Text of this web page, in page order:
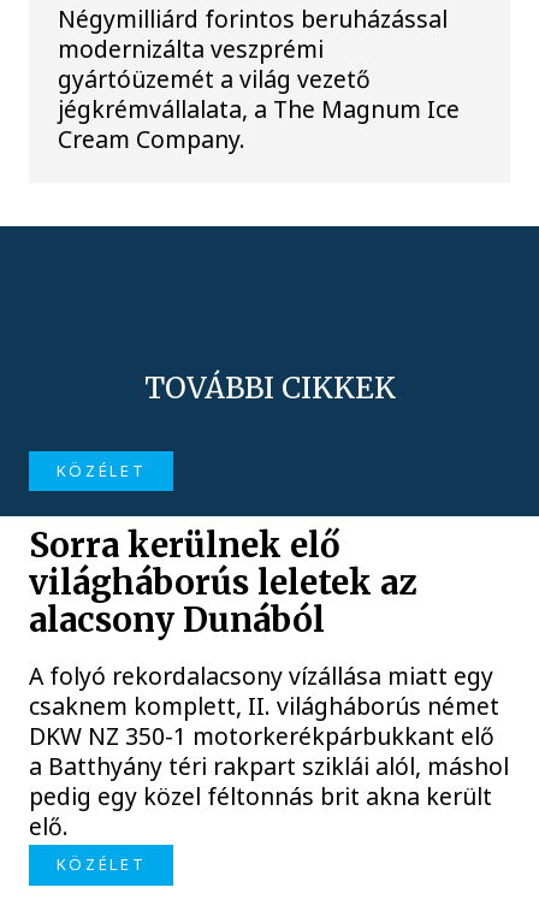
Négymilliárd forintos beruházással
modernizálta veszprémi
gyártóüzemét a világ vezető
jégkrémvállalata, a The Magnum Ice
Cream Company.
TOVÁBBI CIKKEK
KÖZÉLET
Sorra kerülnek elő
világháborús leletek az
alacsony Dunából
A folyó rekordalacsony vízállása miatt egy
csaknem komplett, II. világháborús német
DKW NZ 350-1 motorkerékpárbukkant elő
a Batthyány téri rakpart sziklái alól, máshol
pedig egy közel féltonnás brit akna került
elő.
KÖZÉLET